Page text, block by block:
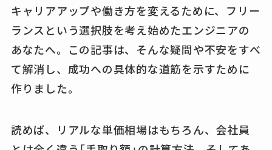
キャリアアップや働き方を変えるために、フリー
ランスという選択肢を考え始めたエンジニアの
あなたへ。この記事は、そんな疑問や不安をすべ
て解消し、成功への具体的な道筋を示すために
作りました。
読めば、リアルな単価相場はもちろん、会社員